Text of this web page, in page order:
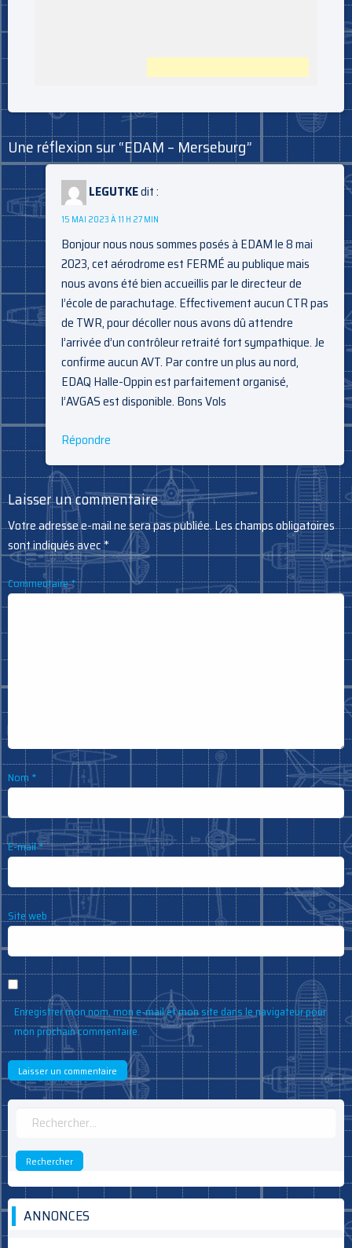
Une réflexion sur “EDAM – Merseburg”
LEGUTKEdit :
15 MAI 2023 À 11 H 27 MIN
Bonjour nous nous sommes posés à EDAM le 8 mai
2023, cet aérodrome est FERMÉ au publique mais
nous avons été bien accueillis par le directeur de
l’école de parachutage. Effectivement aucun CTR pas
de TWR, pour décoller nous avons dû attendre
l’arrivée d’un contrôleur retraité fort sympathique. Je
confirme aucun AVT. Par contre un plus au nord,
EDAQ Halle-Oppin est parfaitement organisé,
l’AVGAS est disponible. Bons Vols
Répondre
Laisser un commentaire
Votre adresse e-mail ne sera pas publiée.Les champs obligatoires
sont indiqués avec*
Commentaire*
Nom *
E-mail*
Site web
Enregistrer mon nom, mon e-mail et mon site dans le navigateur pour
mon prochain commentaire.
Rechercher :
ANNONCES